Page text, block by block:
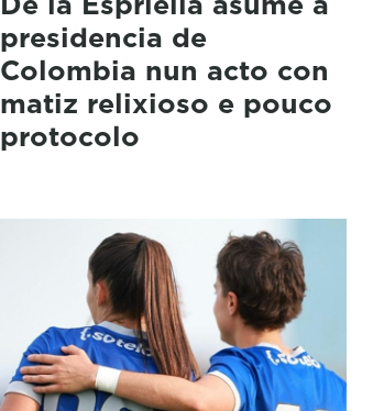
presidencia de
Colombia nun acto con
matiz relixioso e pouco
protocolo